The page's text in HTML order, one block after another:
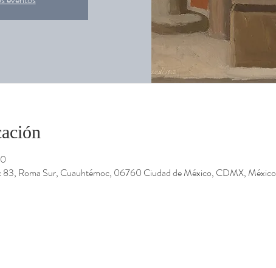
83, Roma Sur, Cuauhtémoc, 06760 Ciudad de México, CDMX, México